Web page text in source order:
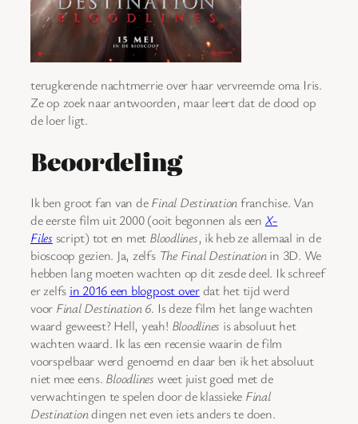
terugkerende nachtmerrie over haar vervreemde oma Iris.
Ze op zoek naar antwoorden, maar leert dat de dood op
de loer ligt.
Beoordeling
Ik ben groot fan van deFinal Destinationfranchise. Van
de eerste film uit 2000 (ooit begonnen als een X-
Files script) tot en met Bloodlines, ik heb ze allemaal in de
bioscoop gezien. Ja, zelfs The Final Destinationin 3D. We
hebben lang moeten wachten op dit zesde deel. Ik schreef
er zelfs in 2016 een blogpost overdat het tijd werd
voor Final Destination 6. Is deze film het lange wachten
waard geweest? Hell, yeah! Bloodlines is absoluut het
wachten waard. Ik las een recensie waarin de film
voorspelbaar werd genoemd en daar ben ik het absoluut
niet mee eens. Bloodlines weet juist goed met de
verwachtingen te spelen door de klassieke Final
Destinationdingen net even iets anders te doen.